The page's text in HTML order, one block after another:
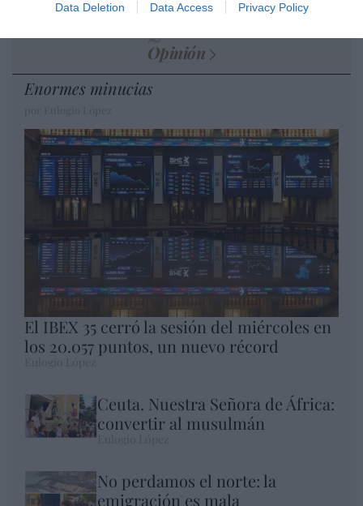
Data Deletion Data Access Privacy Policy
Artículos anteriores
Opinión
Enormes minucias
El IBEX 35 cerró la sesión del miércoles en
los 20.057 puntos, un nuevo récord
Ceuta. Nuestra Señora de África:
convertir al musulmán
No perdamos el norte: la
emigración es mala